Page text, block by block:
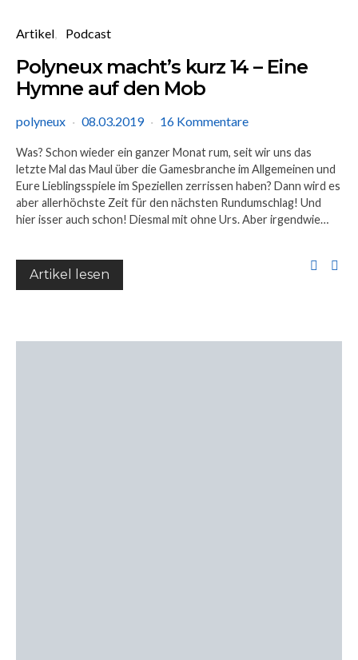
Artikel Podcast
Polyneux macht’s kurz 14 – Eine
Hymne auf den Mob
polyneux 08.03.2019 16 Kommentare
Was? Schon wieder ein ganzer Monat rum, seit wir uns das
letzte Mal das Maul über die Gamesbranche im Allgemeinen und
Eure Lieblingsspiele im Speziellen zerrissen haben? Dann wird es
aber allerhöchste Zeit für den nächsten Rundumschlag! Und
hier isser auch schon! Diesmal mit ohne Urs. Aber irgendwie…
Artikel lesen